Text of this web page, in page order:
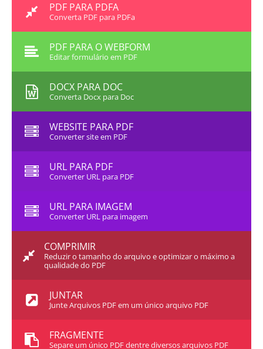
PDF PARA PDFA
Converta PDF para PDFa
PDF PARA O WEBFORM
Editar formulário em PDF
DOCX PARA DOC
Converta Docx para Doc
WEBSITE PARA PDF
Converter site em PDF
URL PARA PDF
Converter URL para PDF
URL PARA IMAGEM
Converter URL para imagem
COMPRIMIR
Reduzir o tamanho do arquivo e optimizar o máximo a
qualidade do PDF
JUNTAR
Junte Arquivos PDF em um único arquivo PDF
FRAGMENTE
Separe um único PDF dentre diversos arquivos PDF